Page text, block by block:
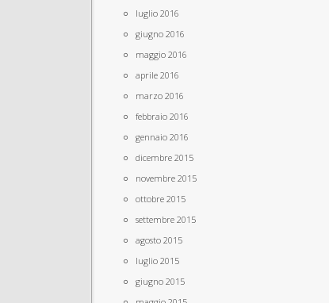
luglio 2016
giugno 2016
maggio 2016
aprile 2016
marzo 2016
febbraio 2016
gennaio 2016
dicembre 2015
novembre 2015
ottobre 2015
settembre 2015
agosto 2015
luglio 2015
giugno 2015